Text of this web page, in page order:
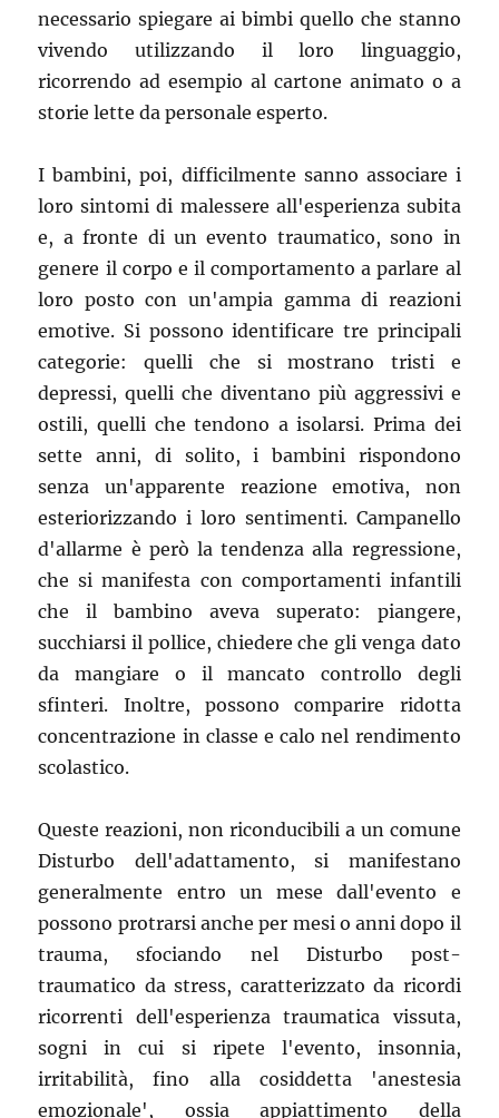
necessario spiegare ai bimbi quello che stanno
vivendo utilizzando il loro linguaggio,
ricorrendo ad esempio al cartone animato o a
storie lette da personale esperto.
I bambini, poi, difficilmente sanno associare i
loro sintomi di malessere all'esperienza subita
e, a fronte di un evento traumatico, sono in
genere il corpo e il comportamento a parlare al
loro posto con un'ampia gamma di reazioni
emotive. Si possono identificare tre principali
categorie: quelli che si mostrano tristi e
depressi, quelli che diventano più aggressivi e
ostili, quelli che tendono a isolarsi. Prima dei
sette anni, di solito, i bambini rispondono
senza un'apparente reazione emotiva, non
esteriorizzando i loro sentimenti. Campanello
d'allarme è però la tendenza alla regressione,
che si manifesta con comportamenti infantili
che il bambino aveva superato: piangere,
succhiarsi il pollice, chiedere che gli venga dato
da mangiare o il mancato controllo degli
sfinteri. Inoltre, possono comparire ridotta
concentrazione in classe e calo nel rendimento
scolastico.
Queste reazioni, non riconducibili a un comune
Disturbo dell'adattamento, si manifestano
generalmente entro un mese dall'evento e
possono protrarsi anche per mesi o anni dopo il
trauma, sfociando nel Disturbo post-
traumatico da stress, caratterizzato da ricordi
ricorrenti dell'esperienza traumatica vissuta,
sogni in cui si ripete l'evento, insonnia,
irritabilità, fino alla cosiddetta 'anestesia
emozionale', ossia appiattimento della